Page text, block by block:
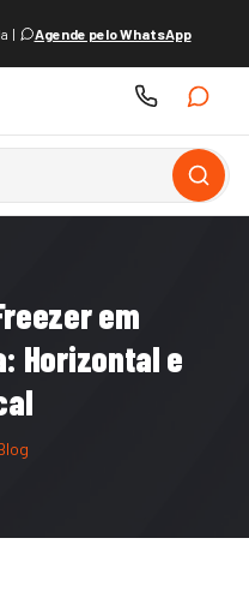
| Agende pelo WhatsApp
em
Horizontal e